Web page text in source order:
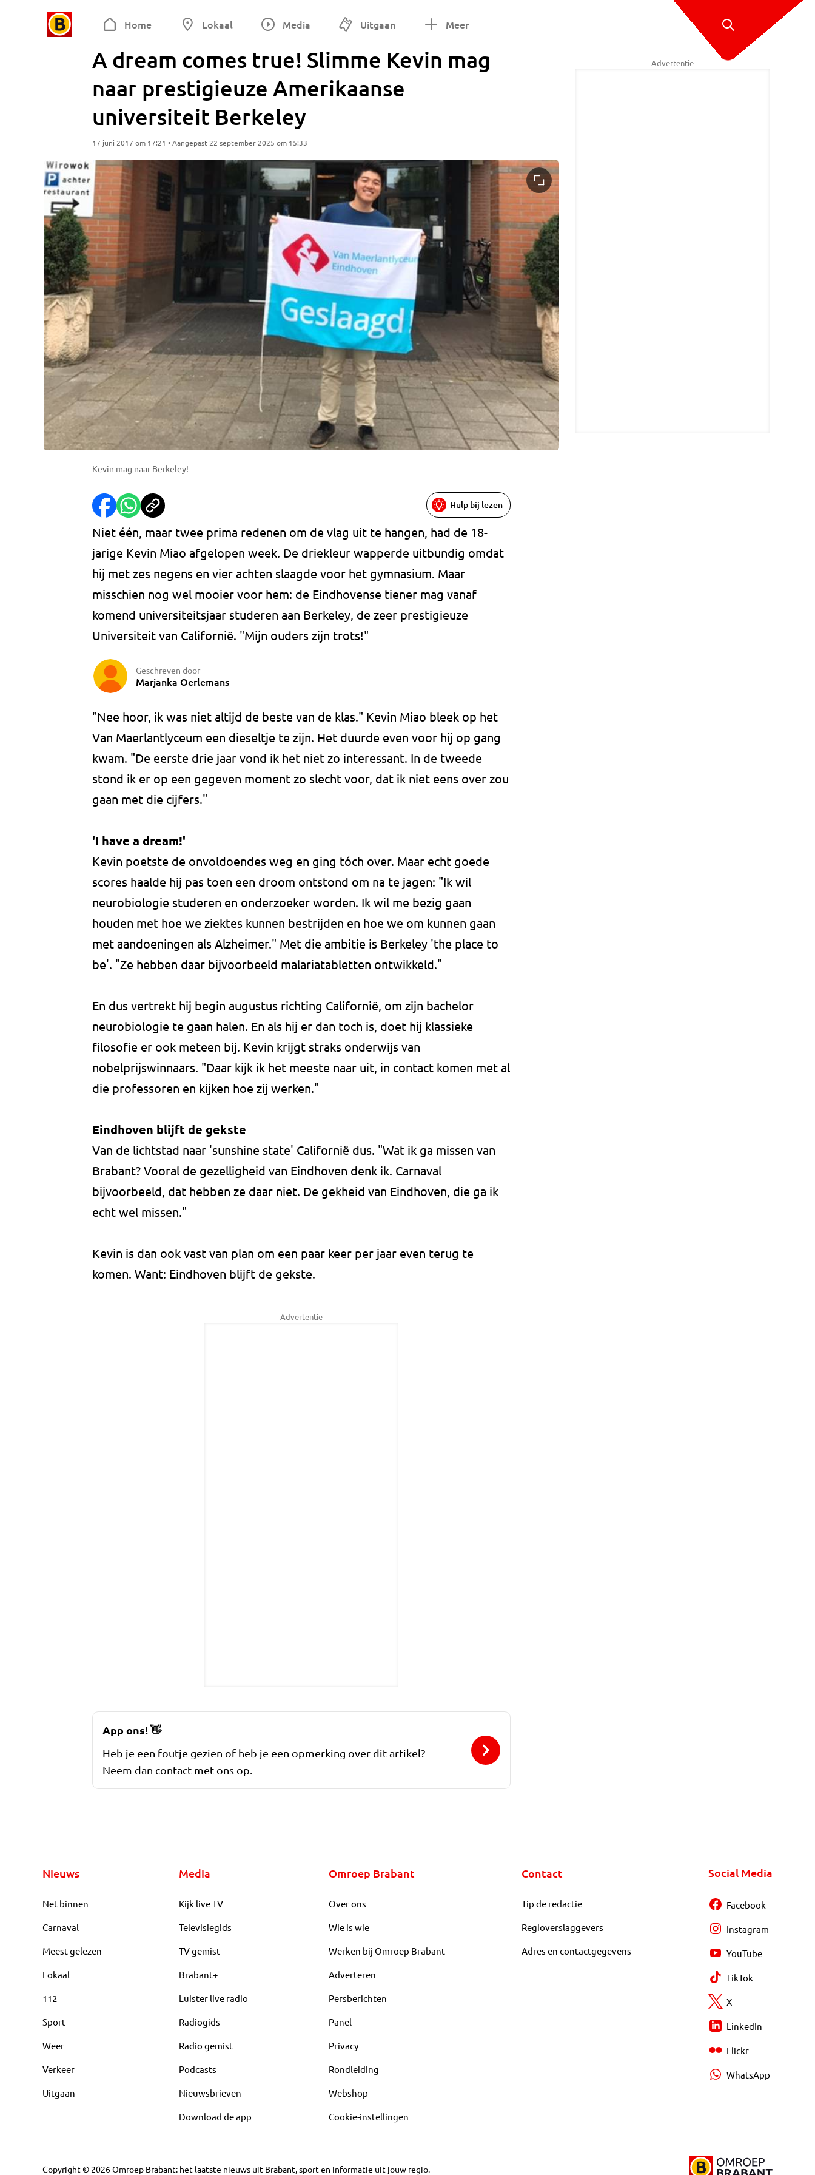
Home Lokaal Media Uitgaan Meer
A dream comes true! Slimme Kevin mag
naar prestigieuze Amerikaanse
universiteit Berkeley
17 juni 2017 om 17:21 • Aangepast 22 september 2025 om 15:33
Kevin mag naar Berkeley!
Hulp bij lezen
Niet één, maar twee prima redenen om de vlag uit te hangen, had de 18-
jarige Kevin Miao afgelopen week. De driekleur wapperde uitbundig omdat
hij met zes negens en vier achten slaagde voor het gymnasium. Maar
misschien nog wel mooier voor hem: de Eindhovense tiener mag vanaf
komend universiteitsjaar studeren aan Berkeley, de zeer prestigieuze
Universiteit van Californië. "Mijn ouders zijn trots!"
Geschreven door
Marjanka Oerlemans
"Nee hoor, ik was niet altijd de beste van de klas." Kevin Miao bleek op het
Van Maerlantlyceum een dieseltje te zijn. Het duurde even voor hij op gang
kwam. "De eerste drie jaar vond ik het niet zo interessant. In de tweede
stond ik er op een gegeven moment zo slecht voor, dat ik niet eens over zou
gaan met die cijfers."
'I have a dream!'
Kevin poetste de onvoldoendes weg en ging tóch over. Maar echt goede
scores haalde hij pas toen een droom ontstond om na te jagen: "Ik wil
neurobiologie studeren en onderzoeker worden. Ik wil me bezig gaan
houden met hoe we ziektes kunnen bestrijden en hoe we om kunnen gaan
met aandoeningen als Alzheimer." Met die ambitie is Berkeley 'the place to
be'. "Ze hebben daar bijvoorbeeld malariatabletten ontwikkeld."
En dus vertrekt hij begin augustus richting Californië, om zijn bachelor
neurobiologie te gaan halen. En als hij er dan toch is, doet hij klassieke
filosofie er ook meteen bij. Kevin krijgt straks onderwijs van
nobelprijswinnaars. "Daar kijk ik het meeste naar uit, in contact komen met al
die professoren en kijken hoe zij werken."
Eindhoven blijft de gekste
Van de lichtstad naar 'sunshine state' Californië dus. "Wat ik ga missen van
Brabant? Vooral de gezelligheid van Eindhoven denk ik. Carnaval
bijvoorbeeld, dat hebben ze daar niet. De gekheid van Eindhoven, die ga ik
echt wel missen."
Kevin is dan ook vast van plan om een paar keer per jaar even terug te
komen. Want: Eindhoven blijft de gekste.
Advertentie
Advertentie
App ons!👋
Heb je een foutje gezien of heb je een opmerking over dit artikel?
Neem dan contact met ons op.
Nieuws
Net binnen
Carnaval
Meest gelezen
Lokaal
112
Sport
Weer
Verkeer
Uitgaan
Media
Kijk live TV
Televisiegids
TV gemist
Brabant+
Luister live radio
Radiogids
Radio gemist
Podcasts
Nieuwsbrieven
Download de app
Omroep Brabant
Over ons
Wie is wie
Werken bij Omroep Brabant
Adverteren
Persberichten
Panel
Privacy
Rondleiding
Webshop
Cookie-instellingen
Contact
Tip de redactie
Regioverslaggevers
Adres en contactgegevens
Social Media
Facebook
Instagram
YouTube
TikTok
X
LinkedIn
Flickr
WhatsApp
Copyright © 2026Omroep Brabant: het laatste nieuws uit Brabant, sport en informatie uit jouw regio.